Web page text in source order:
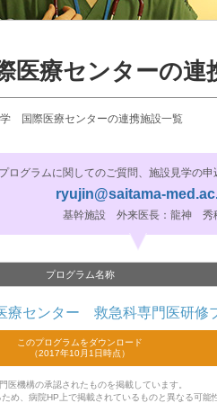
療センターの連
国際医療センターの連携施設一覧
ログラムに関してのご質問、施設見学の
ryujin@saitama-
基幹施設 外来医長：龍神 秀
プログラム名称
療センター 救急科専門医研修
医機構の承認されたものを掲載しています。
め、病院HP上で掲載されているものと異なる可能